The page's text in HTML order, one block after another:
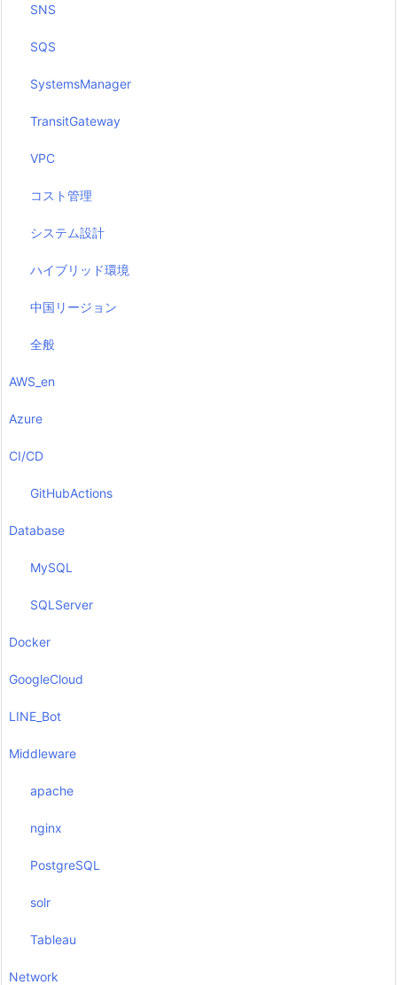
SNS
SQS
SystemsManager
TransitGateway
VPC
コスト管理
システム設計
ハイブリッド環境
中国リージョン
全般
AWS_en
Azure
CI/CD
GitHubActions
Database
MySQL
SQLServer
Docker
GoogleCloud
LINE_Bot
Middleware
apache
nginx
PostgreSQL
solr
Tableau
Network